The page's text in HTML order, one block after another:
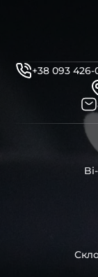
+38 093